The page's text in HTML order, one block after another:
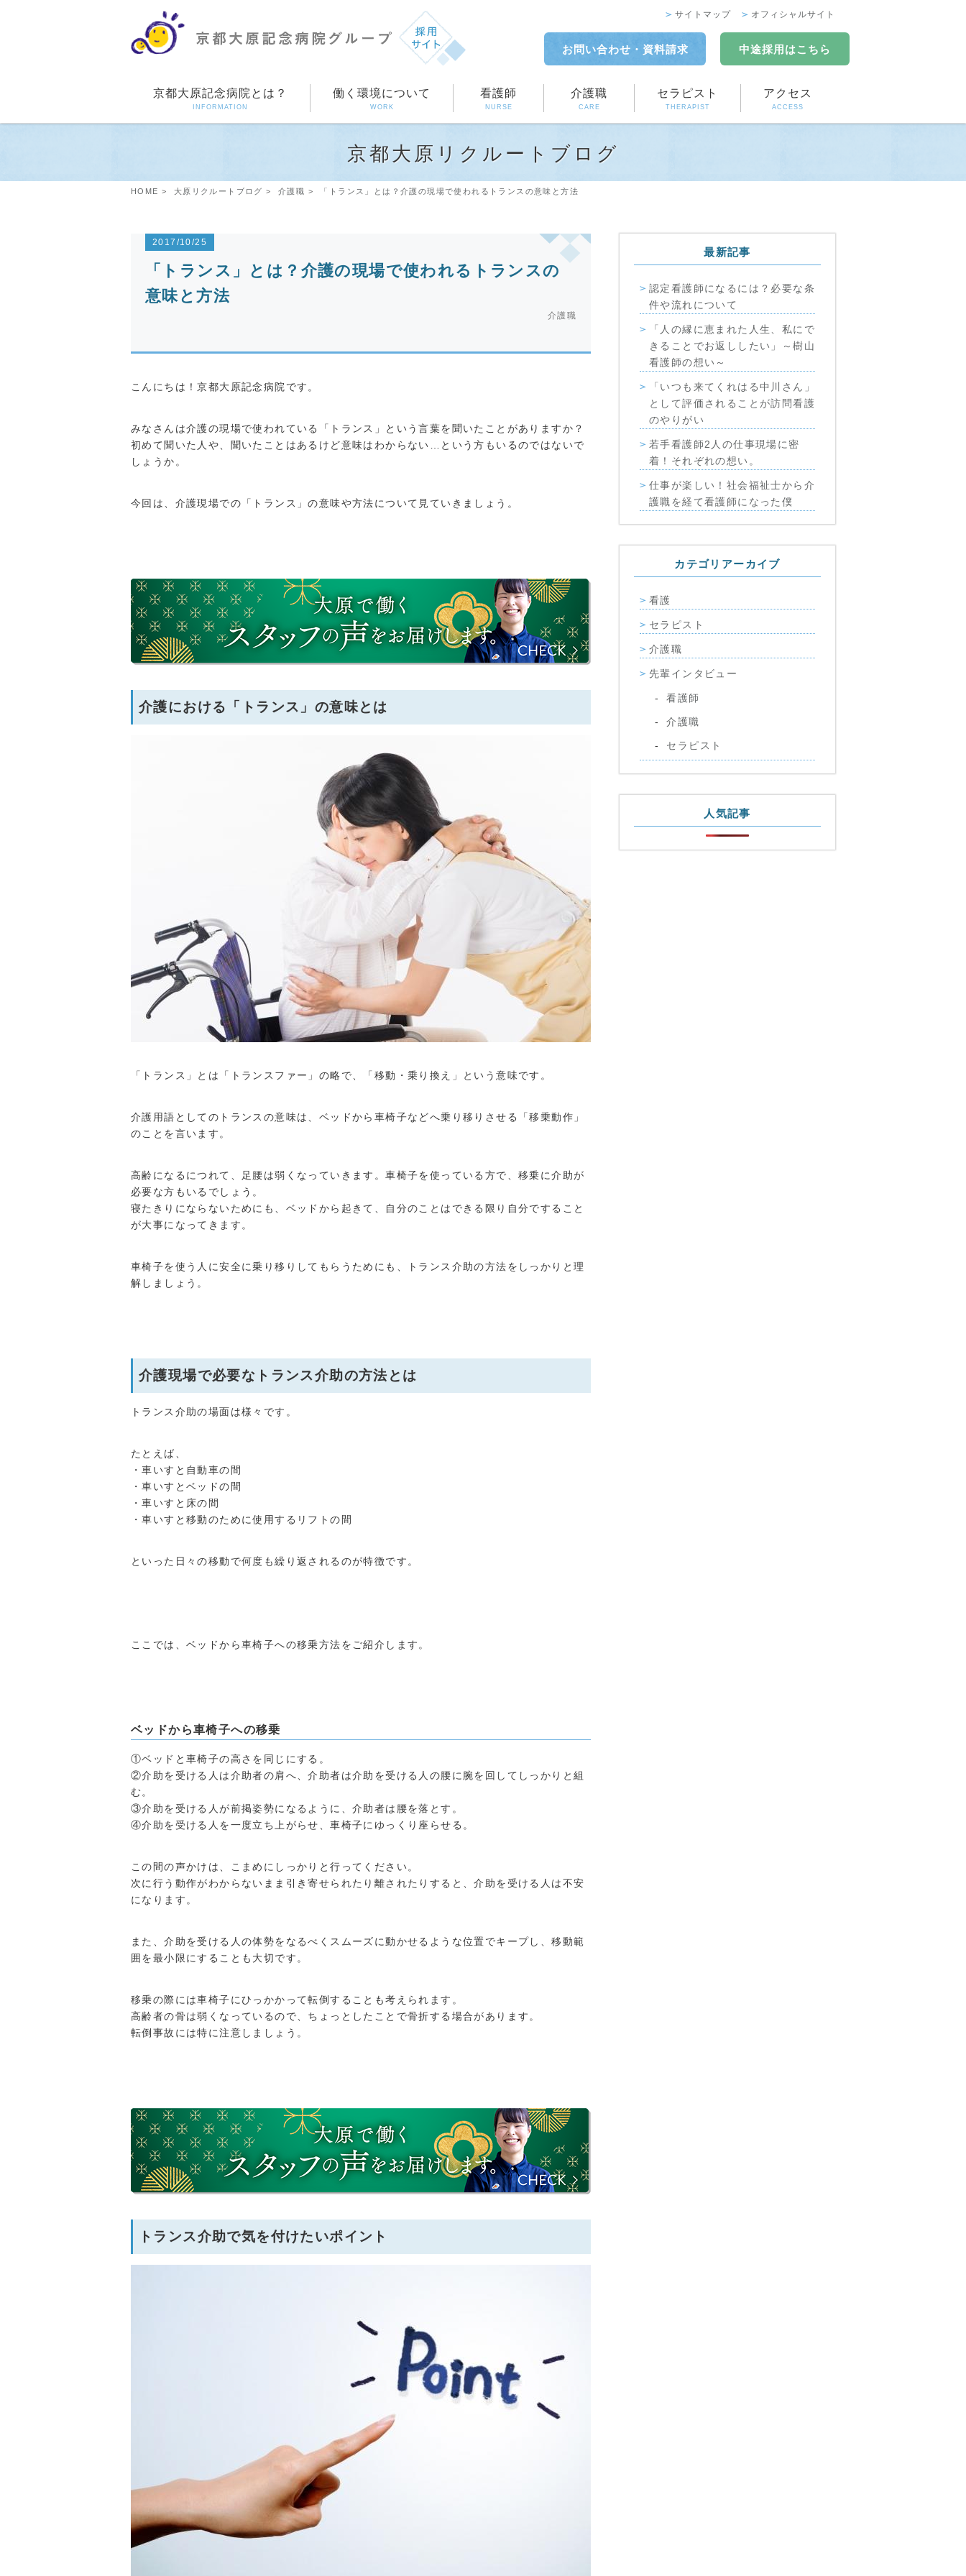
お問い合わせ ・資料請求 中途採用 はこちら
京都大原記念病院とは？
INFORMATION
働く環境について
WORK
看護師
NURSE
介護職
CARE
セラピスト
THERAPIST
アクセス
ACCESS
サイトマップ オフィシャルサイト
京都大原リクルートブログ
HOME 大原リクルートブログ 介護職 「トランス」とは？介護の現場で使われるトランスの意味と方法
2017/10/25
「トランス」とは？介護の現場で使われるトランスの
意味と方法
介護職
こんにちは！京都大原記念病院です。
みなさんは介護の現場で使われている「トランス」という言葉を聞いたことがありますか？
初めて聞いた人や、聞いたことはあるけど意味はわからない…という方もいるのではないで
しょうか。
今回は、介護現場での「トランス」の意味や方法について見ていきましょう。
介護における「トランス」の意味とは
「トランス」とは「トランスファー」の略で、「移動・乗り換え」という意味です。
介護用語としてのトランスの意味は、ベッドから車椅子などへ乗り移りさせる「移乗動作」
のことを言います。
高齢になるにつれて、足腰は弱くなっていきます。車椅子を使っている方で、移乗に介助が
必要な方もいるでしょう。
寝たきりにならないためにも、ベッドから起きて、自分のことはできる限り自分ですること
が大事になってきます。
車椅子を使う人に安全に乗り移りしてもらうためにも、トランス介助の方法をしっかりと理
解しましょう。
介護現場で必要なトランス介助の方法とは
トランス介助の場面は様々です。
たとえば、
・車いすと自動車の間
・車いすとベッドの間
・車いすと床の間
・車いすと移動のために使用するリフトの間
といった日々の移動で何度も繰り返されるのが特徴です。
ここでは、ベッドから車椅子への移乗方法をご紹介します。
ベッドから車椅子への移乗
①ベッドと車椅子の高さを同じにする。
②介助を受ける人は介助者の肩へ、介助者は介助を受ける人の腰に腕を回してしっかりと組
む。
③介助を受ける人が前掲姿勢になるように、介助者は腰を落とす。
④介助を受ける人を一度立ち上がらせ、車椅子にゆっくり座らせる。
この間の声かけは、こまめにしっかりと行ってください。
次に行う動作がわからないまま引き寄せられたり離されたりすると、介助を受ける人は不安
になります。
また、介助を受ける人の体勢をなるべくスムーズに動かせるような位置でキープし、移動範
囲を最小限にすることも大切です。
移乗の際には車椅子にひっかかって転倒することも考えられます。
高齢者の骨は弱くなっているので、ちょっとしたことで骨折する場合があります。
転倒事故には特に注意しましょう。
トランス介助で気を付けたいポイント
最新記事
認定看護師になるには？必要な条
件や流れについて
「人の縁に恵まれた人生、私にで
きることでお返ししたい」～樹山
看護師の想い～
「いつも来てくれはる中川さん」
として評価されることが訪問看護
のやりがい
若手看護師2人の仕事現場に密
着！それぞれの想い。
仕事が楽しい！社会福祉士から介
護職を経て看護師になった僕
カテゴリアーカイブ
看護
セラピスト
介護職
先輩インタビュー
看護師
介護職
セラピスト
人気記事